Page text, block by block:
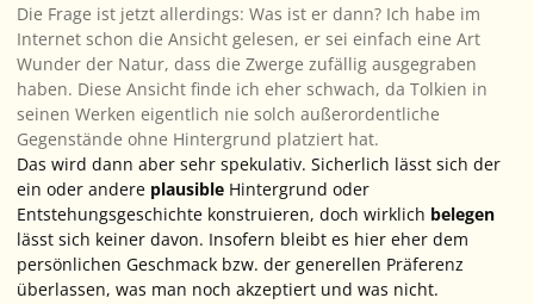
Die Frage ist jetzt allerdings: Was ist er dann? Ich habe im
Internet schon die Ansicht gelesen, er sei einfach eine Art
Wunder der Natur, dass die Zwerge zufällig ausgegraben
haben. Diese Ansicht finde ich eher schwach, da Tolkien in
seinen Werken eigentlich nie solch außerordentliche
Gegenstände ohne Hintergrund platziert hat.
Das wird dann aber sehr spekulativ. Sicherlich lässt sich der
ein oder andere plausible Hintergrund oder
Entstehungsgeschichte konstruieren, doch wirklich belegen
lässt sich keiner davon. Insofern bleibt es hier eher dem
persönlichen Geschmack bzw. der generellen Präferenz
überlassen, was man noch akzeptiert und was nicht.